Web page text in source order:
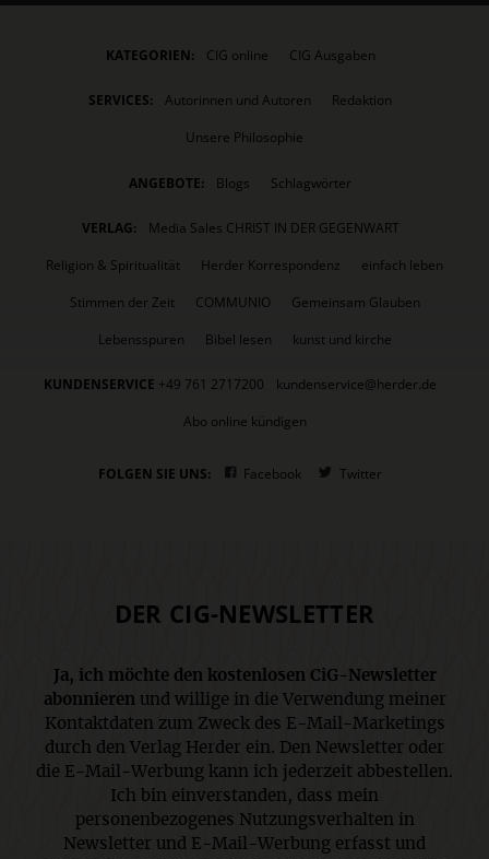
KATEGORIEN: CIG online CIG Ausgaben
SERVICES: Autorinnen und Autoren
Redaktion
Unsere Philosophie
ANGEBOTE: Blogs Schlagwörter
VERLAG:
Media Sales CHRIST IN DER GEGENWART
Religion & Spiritualität
Herder Korrespondenz
einfach leben
Stimmen der Zeit
COMMUNIO
Gemeinsam Glauben
Lebensspuren
Bibel lesen kunst und kirche
KUNDENSERVICE +49 761 2717200
kundenservice@herder.de
Abo online kündigen
FOLGEN SIE UNS: Facebook Twitter
DER CIG-NEWSLETTER
Ja, ich möchte den kostenlosen CiG-Newsletter
abonnierenund willige in die Verwendung meiner
Kontaktdaten zum Zweck des E-Mail-Marketings
durch den Verlag Herder ein. Den Newsletter oder
die E-Mail-Werbung kann ich jederzeit abbestellen.
Ich bin einverstanden, dass mein
personenbezogenes Nutzungsverhalten in
Newsletter und E-Mail-Werbung erfasst und